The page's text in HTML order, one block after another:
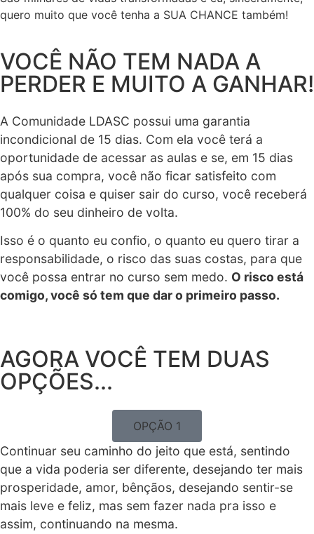
quero muito que você tenha a SUA CHANCE também!
VOCÊ NÃO TEM NADA A
PERDER E MUITO A GANHAR!
A Comunidade LDASC possui uma garantia
incondicional de 15 dias. Com ela você terá a
oportunidade de acessar as aulas e se, em 15 dias
após sua compra, você não ficar satisfeito com
qualquer coisa e quiser sair do curso, você receberá
100% do seu dinheiro de volta.
Isso é o quanto eu confio, o quanto eu quero tirar a
responsabilidade, o risco das suas costas, para que
você possa entrar no curso sem medo. O risco está
comigo, você só tem que dar o primeiro passo.
AGORA VOCÊ TEM DUAS
OPÇÕES...
OPÇÃO 1
Continuar seu caminho do jeito que está, sentindo
que a vida poderia ser diferente, desejando ter mais
prosperidade, amor, bênçãos, desejando sentir-se
mais leve e feliz, mas sem fazer nada pra isso e
assim, continuando na mesma.